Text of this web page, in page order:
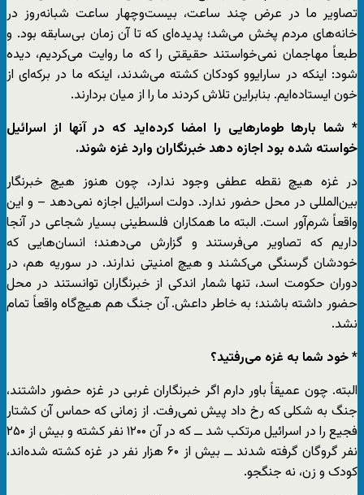
تصاویر ما در عرض چند ساعت، بیست‌وچهار ساعت شبانه‌روز در
خانه‌های مردم پخش می‌شد؛ پدیده‌ای که تا آن زمان بی‌سابقه بود. و
طبعاً مهاجمان نمی‌خواستند حقیقتی را که ما روایت می‌کردیم، دیده
شود: اینکه در سارایوو کودکان کشته می‌شدند، اینکه ما در برکه‌ای از
خون ایستاده‌ایم. بنابراین تلاش کردند ما را از میان بردارند.
* شما بارها طومارهایی را امضا کرده‌اید که در آنها از اسرائیل
خواسته شده بود اجازه دهد خبرنگاران وارد غزه شوند.
در غزه هیچ نقطه عطفی وجود ندارد، چون هنوز هیچ خبرنگار
بین‌المللی در محل حضور ندارد. دولت اسرائیل اجازه نمی‌دهد – و این
واقعاً شرم‌آور است. البته ما همکاران فلسطینی بسیار شجاعی در آنجا
داریم که تصاویر می‌فرستند و گزارش می‌دهند؛ انسان‌هایی که
خودشان گرسنگی می‌کشند و هیچ امنیتی ندارند. در سوریه هم، در
دوران حکومت اسد، تنها شمار اندکی از خبرنگاران توانستند در محل
حضور داشته باشند؛ به خاطر داعش. آن جنگ هم هیچ‌گاه واقعاً تمام
نشد.
* خود شما به غزه می‌رفتید؟
البته. چون عمیقاً باور دارم اگر خبرنگاران غربی در غزه حضور داشتند،
جنگ به شکلی که رخ داد پیش نمی‌رفت. از زمانی که حماس آن کشتار
فجیع را در اسرائیل مرتکب شد ــ که در آن ۱۲۰۰ نفر کشته و بیش از ۲۵۰
نفر گروگان گرفته شدند ــ بیش از ۶۰ هزار نفر در غزه کشته شده‌اند،
کودک و زن، نه جنگجو.